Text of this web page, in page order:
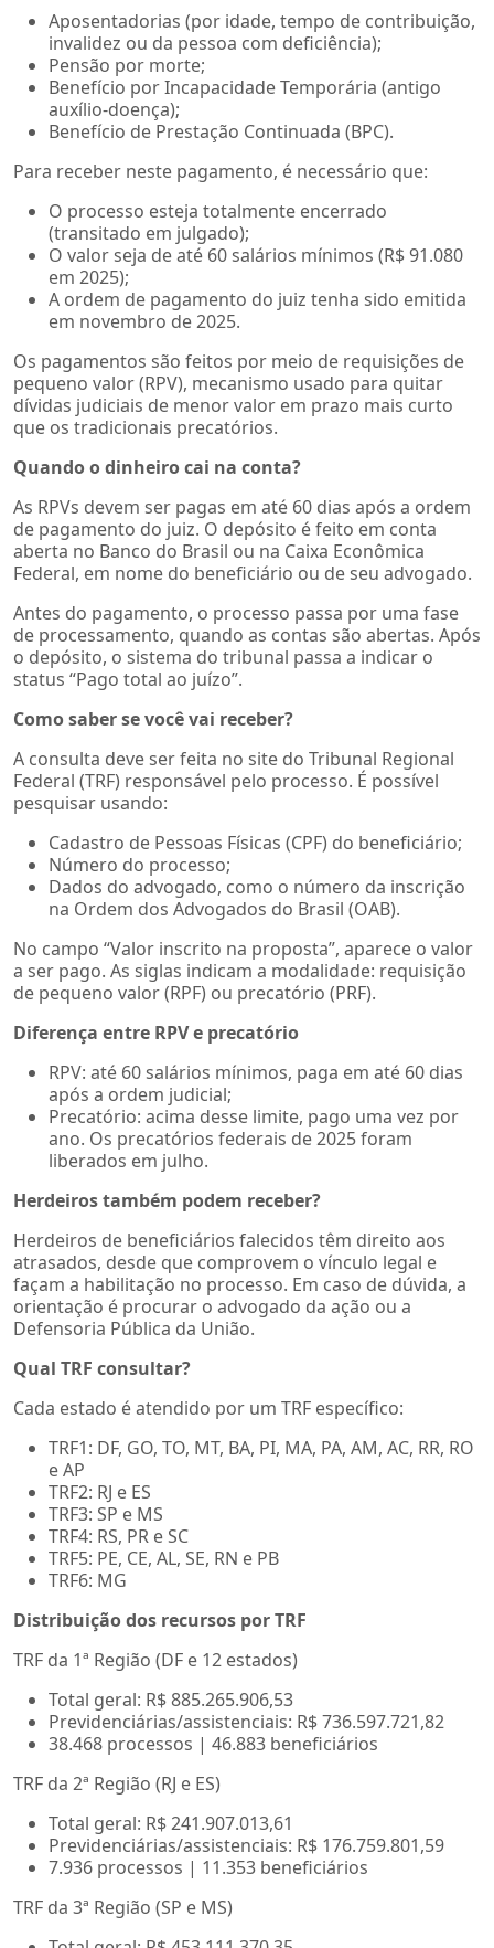
Aposentadorias (por idade, tempo de contribuição,
invalidez ou da pessoa com deficiência);
Pensão por morte;
Benefício por Incapacidade Temporária (antigo
auxílio-doença);
Benefício de Prestação Continuada (BPC).
Para receber neste pagamento, é necessário que:
O processo esteja totalmente encerrado
(transitado em julgado);
O valor seja de até 60 salários mínimos (R$ 91.080
em 2025);
A ordem de pagamento do juiz tenha sido emitida
em novembro de 2025.
Os pagamentos são feitos por meio de requisições de
pequeno valor (RPV), mecanismo usado para quitar
dívidas judiciais de menor valor em prazo mais curto
que os tradicionais precatórios.
Quando o dinheiro cai na conta?
As RPVs devem ser pagas em até 60 dias após a ordem
de pagamento do juiz. O depósito é feito em conta
aberta no Banco do Brasil ou na Caixa Econômica
Federal, em nome do beneficiário ou de seu advogado.
Antes do pagamento, o processo passa por uma fase
de processamento, quando as contas são abertas. Após
o depósito, o sistema do tribunal passa a indicar o
status “Pago total ao juízo”.
Como saber se você vai receber?
A consulta deve ser feita no site do Tribunal Regional
Federal (TRF) responsável pelo processo. É possível
pesquisar usando:
Cadastro de Pessoas Físicas (CPF) do beneficiário;
Número do processo;
Dados do advogado, como o número da inscrição
na Ordem dos Advogados do Brasil (OAB).
No campo “Valor inscrito na proposta”, aparece o valor
a ser pago. As siglas indicam a modalidade: requisição
de pequeno valor (RPF) ou precatório (PRF).
Diferença entre RPV e precatório
RPV: até 60 salários mínimos, paga em até 60 dias
após a ordem judicial;
Precatório: acima desse limite, pago uma vez por
ano. Os precatórios federais de 2025 foram
liberados em julho.
Herdeiros também podem receber?
Herdeiros de beneficiários falecidos têm direito aos
atrasados, desde que comprovem o vínculo legal e
façam a habilitação no processo. Em caso de dúvida, a
orientação é procurar o advogado da ação ou a
Defensoria Pública da União.
Qual TRF consultar?
Cada estado é atendido por um TRF específico:
TRF1: DF, GO, TO, MT, BA, PI, MA, PA, AM, AC, RR, RO
e AP
TRF2: RJ e ES
TRF3: SP e MS
TRF4: RS, PR e SC
TRF5: PE, CE, AL, SE, RN e PB
TRF6: MG
Distribuição dos recursos por TRF
TRF da 1ª Região (DF e 12 estados)
Total geral: R$ 885.265.906,53
Previdenciárias/assistenciais: R$ 736.597.721,82
38.468 processos | 46.883 beneficiários
TRF da 2ª Região (RJ e ES)
Total geral: R$ 241.907.013,61
Previdenciárias/assistenciais: R$ 176.759.801,59
7.936 processos | 11.353 beneficiários
TRF da 3ª Região (SP e MS)